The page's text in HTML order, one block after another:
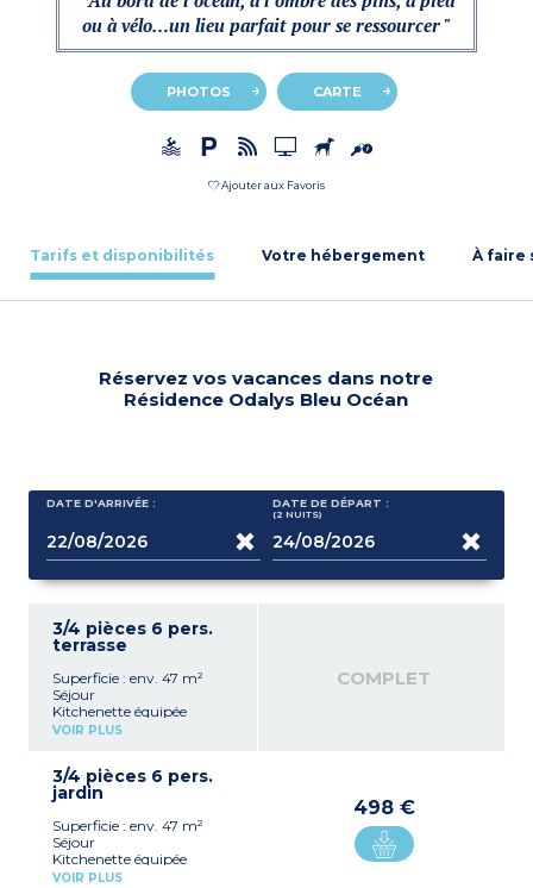
ou à vélo…un lieu parfait pour se ressourcer "
PHOTOS CARTE
Ajouter aux Favoris
Tarifs et disponibilités Votre hébergement À faire
Réservez vos vacances dans notre
Résidence Odalys Bleu Océan
DATE D'ARRIVÉE : DATE DE DÉPART :
(2 NUITS)
3/4 pièces 6 pers.
terrasse
Superficie : env. 47 m²
Séjour
Kitchenette équipée
(plaque électrique 4 feux,
Chambre avec 1 lit double
Chambre avec 2 lits
Cabine avec 2 lits
superposés
Salle de bain, WC séparé
VOIR PLUS
COMPLET
3/4 pièces 6 pers.
jardin
Superficie : env. 47 m²
Séjour
Kitchenette équipée
(plaque électrique 4 feux,
VOIR PLUS
498 €